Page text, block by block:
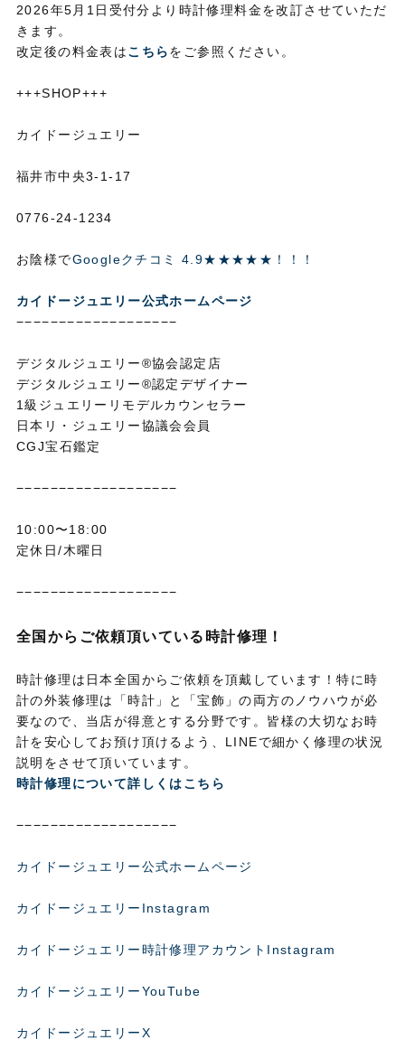
2026年5月1日受付分より時計修理料金を改訂させていただ
きます。
改定後の料金表はこちらをご参照ください。
+++SHOP+++
カイドージュエリー
福井市中央3-1-17
0776-24-1234
お陰様でGoogleクチコミ 4.9★★★★★！！！
カイドージュエリー公式ホームページ
−−−−−−−−−−−−−−−−−−−
デジタルジュエリー®協会認定店
デジタルジュエリー®認定デザイナー
1級ジュエリーリモデルカウンセラー
日本リ・ジュエリー協議会会員
CGJ宝石鑑定
−−−−−−−−−−−−−−−−−−−
10:00〜18:00
定休日/木曜日
−−−−−−−−−−−−−−−−−−−
全国からご依頼頂いている時計修理！
時計修理は日本全国からご依頼を頂戴しています！特に時
計の外装修理は「時計」と「宝飾」の両方のノウハウが必
要なので、当店が得意とする分野です。皆様の大切なお時
計を安心してお預け頂けるよう、LINEで細かく修理の状況
説明をさせて頂いています。
時計修理について詳しくはこちら
−−−−−−−−−−−−−−−−−−−
カイドージュエリー公式ホームページ
カイドージュエリーInstagram
カイドージュエリー時計修理アカウントInstagram
カイドージュエリーYouTube
カイドージュエリーX